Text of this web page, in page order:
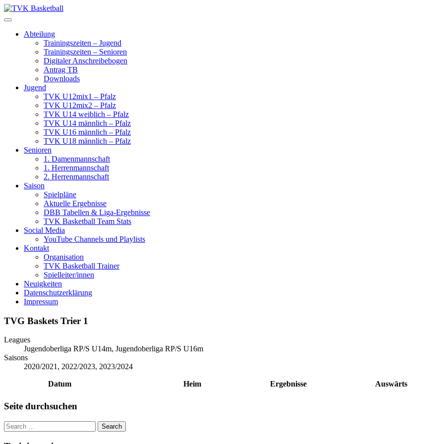
Skip
to
Abteilung
Trainingszeiten – Jugend
Trainingszeiten – Senioren
Digitaler Anschreibebogen
Antrag TB
Downloads
Jugend
TVK U12mix1 – Pfalz
TVK U12mix2 – Pfalz
TVK U14 weiblich – Pfalz
TVK U14 männlich – Pfalz
TVK U16 männlich – Pfalz
TVK U18 männlich – Pfalz
Senioren
1. Damenmannschaft
1. Herrenmannschaft
2. Herrenmannschaft
Saison
Spielpläne
Aktuelle Ergebnisse
DBB Tabellen & Liga-Ergebnisse
TVK Basketball Team Stats
Social Media
YouTube Channels und Playlists
Kontakt
Organisation
TVK Basketball Trainer
Spielleiter/innen
Neuigkeiten
Datenschutzerklärung
Impressum
TVG Baskets Trier 1
Leagues
Jugendoberliga RP/S U14m, Jugendoberliga RP/S U16m
Saisons
2020/2021, 2022/2023, 2023/2024
Datum Heim Ergebnisse Auswärts
Seite durchsuchen